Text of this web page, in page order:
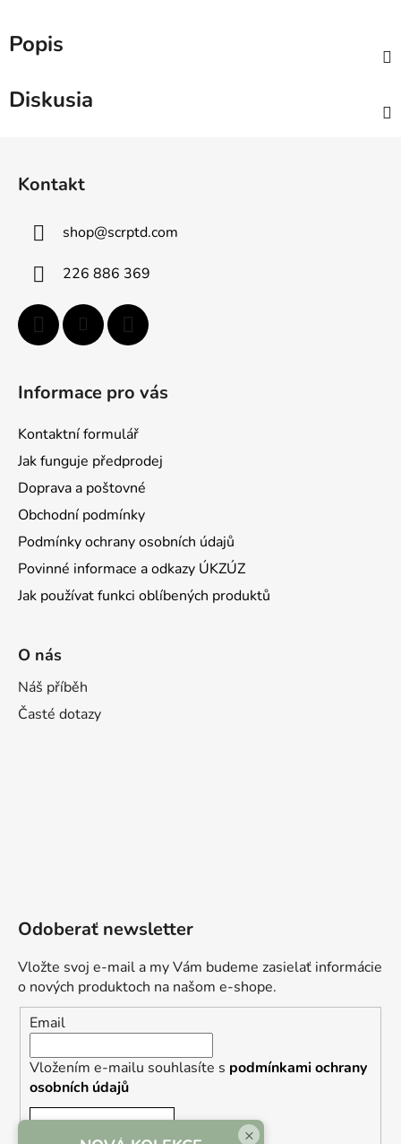
Popis
Diskusia
Kontakt
shop@scrptd.com
226 886 369
Informace pro vás
Kontaktní formulář
Jak funguje předprodej
Doprava a poštovné
Obchodní podmínky
Podmínky ochrany osobních údajů
Povinné informace a odkazy ÚKZÚZ
Jak používat funkci oblíbených produktů
O nás
Náš příběh
Časté dotazy
Odoberať newsletter
Vložte svoj e-mail a my Vám budeme zasielať informácie
o nových produktoch na našom e-shope.
Email
Vložením e-mailu souhlasíte s podmínkami ochrany
osobních údajů
×